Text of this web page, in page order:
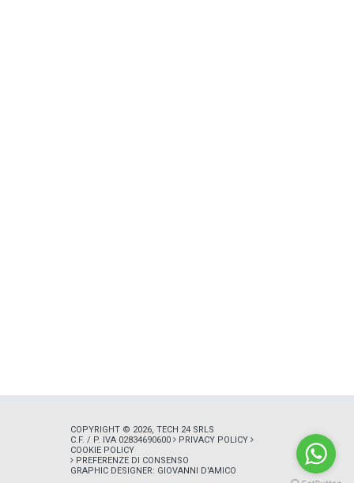
COPYRIGHT © 2026, TECH 24 SRLS
C.F. / P. IVA 02834690600
PRIVACY POLICY
COOKIE POLICY
PREFERENZE DI CONSENSO
GRAPHIC DESIGNER: GIOVANNI D'AMICO